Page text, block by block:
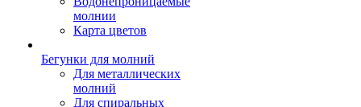
молнии
Карта цветов
Бегунки для молний
Для металлических
молний
Для спиральных